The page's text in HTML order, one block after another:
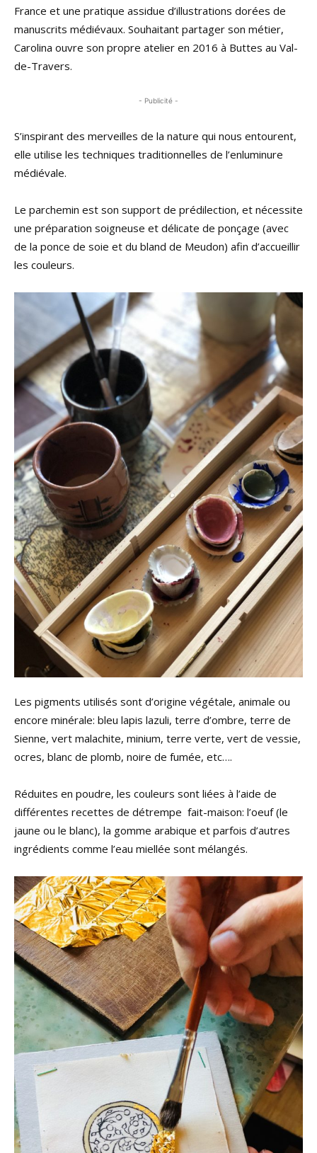
France et une pratique assidue d’illustrations dorées de
manuscrits médiévaux. Souhaitant partager son métier,
Carolina ouvre son propre atelier en 2016 à Buttes au Val-
de-Travers.
- Publicité -
S’inspirant des merveilles de la nature qui nous entourent,
elle utilise les techniques traditionnelles de l’enluminure
médiévale.
Le parchemin est son support de prédilection, et nécessite
une préparation soigneuse et délicate de ponçage (avec
de la ponce de soie et du bland de Meudon) afin d’accueillir
les couleurs.
Les pigments utilisés sont d’origine végétale, animale ou
encore minérale: bleu lapis lazuli, terre d’ombre, terre de
Sienne, vert malachite, minium, terre verte, vert de vessie,
ocres, blanc de plomb, noire de fumée, etc….
Réduites en poudre, les couleurs sont liées à l’aide de
différentes recettes de détrempe fait-maison: l’oeuf (le
jaune ou le blanc), la gomme arabique et parfois d’autres
ingrédients comme l’eau miellée sont mélangés.